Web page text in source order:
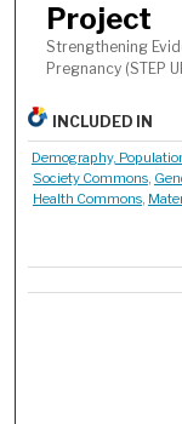
Project
Strengthening
Pregnancy (STEP
INCLUDED IN
Demography,
Society Commons,
Health Commons,